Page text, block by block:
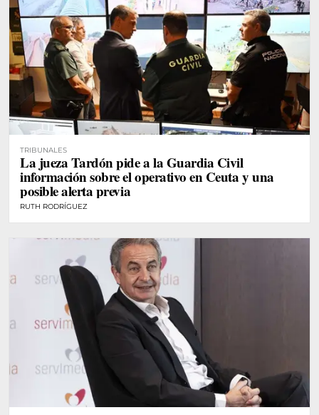
TRIBUNALES
La jueza Tardón pide a la Guardia Civil
información sobre el operativo en Ceuta y una
posible alerta previa
RUTH RODRÍGUEZ